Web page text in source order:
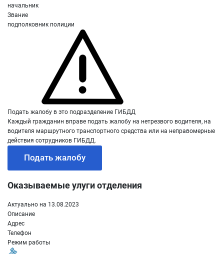
начальник
Звание
подполковник полиции
Подать жалобу в это подразделение ГИБДД
Каждый гражданин вправе подать жалобу на нетрезвого водителя, на
водителя маршрутного транспортного средства или на неправомерные
действия сотрудников ГИБДД.
Подать жалобу
Оказываемые улуги отделения
Актуально на 13.08.2023
Описание
Адрес
Телефон
Режим работы